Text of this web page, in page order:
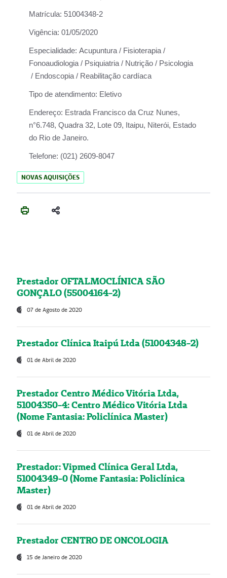
Matrícula: 51004348-2
Vigência: 01/05/2020
Especialidade: Acupuntura / Fisioterapia /
Fonoaudiologia / Psiquiatria / Nutrição / Psicologia
/ Endoscopia / Reabilitação cardíaca
Tipo de atendimento: Eletivo
Endereço: Estrada Francisco da Cruz Nunes,
n°6.748, Quadra 32, Lote 09, Itaipu, Niterói, Estado
do Rio de Janeiro.
Telefone: (021) 2609-8047
NOVAS AQUISIÇÕES
Prestador OFTALMOCLÍNICA SÃO
GONÇALO (55004164-2)
07 de Agosto de 2020
Prestador Clínica Itaipú Ltda (51004348-2)
01 de Abril de 2020
Prestador Centro Médico Vitória Ltda,
51004350-4: Centro Médico Vitória Ltda
(Nome Fantasia: Policlínica Master)
01 de Abril de 2020
Prestador: Vipmed Clínica Geral Ltda,
51004349-0 (Nome Fantasia: Policlínica
Master)
01 de Abril de 2020
Prestador CENTRO DE ONCOLOGIA
15 de Janeiro de 2020